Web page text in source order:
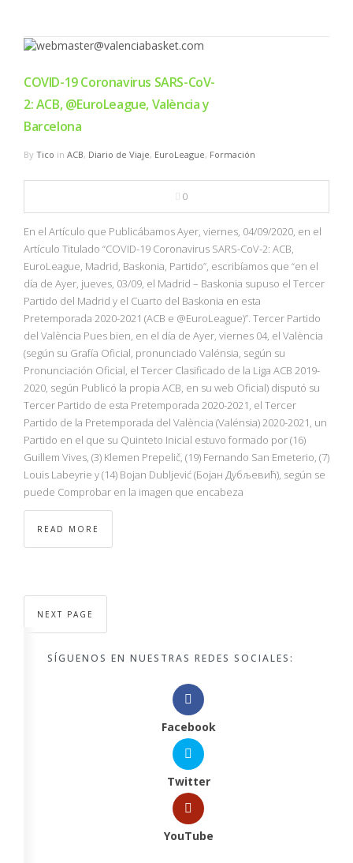
COVID-19 Coronavirus SARS-CoV-
2: ACB, @EuroLeague, València y
Barcelona
By Tico in ACB, Diario de Viaje, EuroLeague, Formación
0
En el Artículo que Publicábamos Ayer, viernes, 04/09/2020, en el
Artículo Titulado “COVID-19 Coronavirus SARS-CoV-2: ACB,
EuroLeague, Madrid, Baskonia, Partido”, escribíamos que “en el
día de Ayer, jueves, 03/09, el Madrid – Baskonia supuso el Tercer
Partido del Madrid y el Cuarto del Baskonia en esta
Pretemporada 2020-2021 (ACB e @EuroLeague)”. Tercer Partido
del València Pues bien, en el día de Ayer, viernes 04, el València
(según su Grafía Oficial, pronunciado Valénsia, según su
Pronunciación Oficial, el Tercer Clasificado de la Liga ACB 2019-
2020, según Publicó la propia ACB, en su web Oficial) disputó su
Tercer Partido de esta Pretemporada 2020-2021, el Tercer
Partido de la Pretemporada del València (Valénsia) 2020-2021, un
Partido en el que su Quinteto Inicial estuvo formado por (16)
Guillem Vives, (3) Klemen Prepelič, (19) Fernando San Emeterio, (7)
Louis Labeyrie y (14) Bojan Dubljević (Бојан Дубљевић), según se
puede Comprobar en la imagen que encabeza
READ MORE
NEXT PAGE
SÍGUENOS EN NUESTRAS REDES SOCIALES:
Facebook
Twitter
YouTube